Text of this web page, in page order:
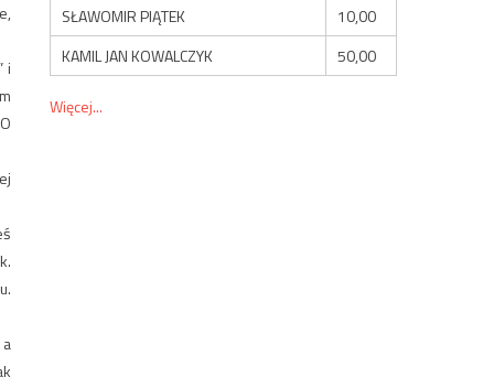
i
SŁAWOMIR PIĄTEK
10,00
KAMIL JAN KOWALCZYK
50,00
Więcej...